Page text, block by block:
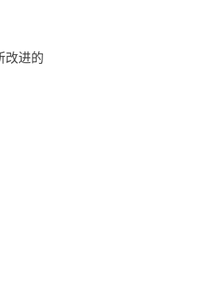
改进的